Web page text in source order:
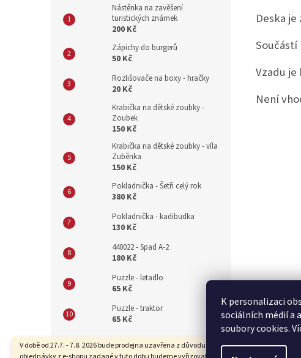
K personalizaci
sociálních médií a
soubory cookies.
V době od 27.7. - 7.8. 2026 bude prodejna uzavřena z důvodu dovolené. Také
Nástěnka na zavěšení
turistických známek
200 Kč
Zápichy do burgerů
50 Kč
Rozlišovače na boxy - hračky
20 Kč
Krabička na dětské zoubky -
Zoubek
150 Kč
Krabička na dětské zoubky - víla
Zuběnka
150 Kč
Pokladnička - Šetři celý rok
380 Kč
Pokladnička - kadibudka
130 Kč
440022 - Spad A-2
180 Kč
Puzzle - letadlo
65 Kč
Puzzle - traktor
65 Kč
Deska
Součástí
Vzadu je
Není